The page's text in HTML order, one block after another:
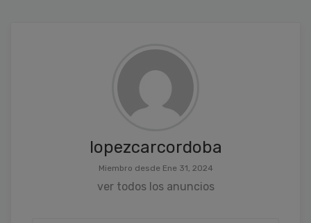
lopezcarcordoba
Miembro desde Ene 31, 2024
ver todos los anuncios